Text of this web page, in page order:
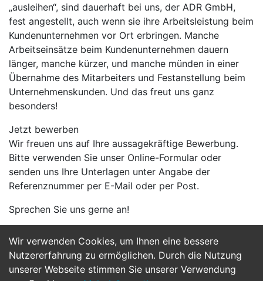
Wir verwenden Cookies, um Ihnen eine bessere
Nutzererfahrung zu ermöglichen. Durch die Nutzung
unserer Webseite stimmen Sie unserer Verwendung
„ausleihen“, sind dauerhaft bei uns, der ADR GmbH,
fest angestellt, auch wenn sie ihre Arbeitsleistung beim
Kundenunternehmen vor Ort erbringen. Manche
Arbeitseinsätze beim Kundenunternehmen dauern
länger, manche kürzer, und manche münden in einer
Übernahme des Mitarbeiters und Festanstellung beim
Unternehmenskunden. Und das freut uns ganz
besonders!
Jetzt bewerben
Wir freuen uns auf Ihre aussagekräftige Bewerbung.
Bitte verwenden Sie unser Online-Formular oder
senden uns Ihre Unterlagen unter Angabe der
Referenznummer per E-Mail oder per Post.
Sprechen Sie uns gerne an!
Jetzt Bewerben